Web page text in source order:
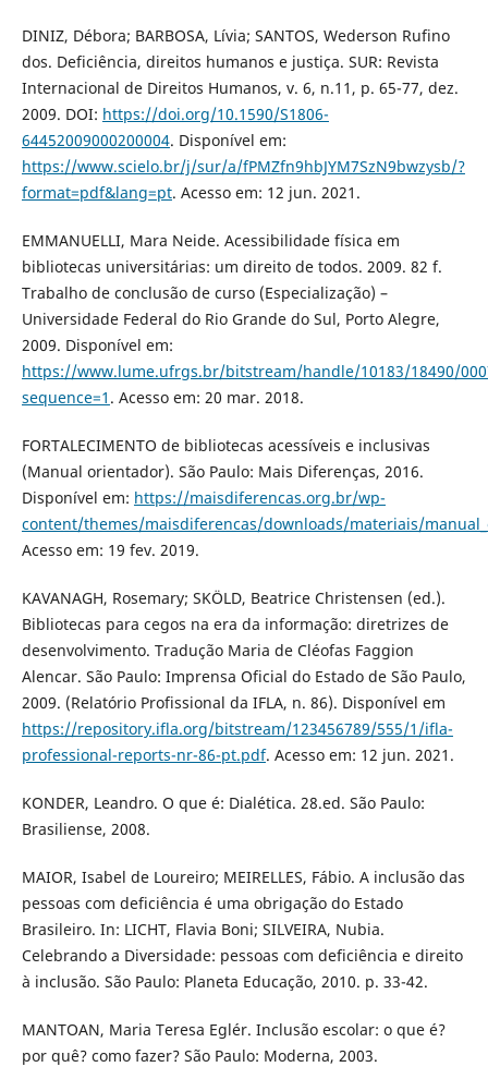
DINIZ, Débora; BARBOSA, Lívia; SANTOS, Wederson Rufino
dos. Deficiência, direitos humanos e justiça. SUR: Revista
Internacional de Direitos Humanos, v. 6, n.11, p. 65-77, dez.
2009. DOI: https://doi.org/10.1590/S1806-
64452009000200004. Disponível em:
https://www.scielo.br/j/sur/a/fPMZfn9hbJYM7SzN9bwzysb/?
format=pdf&lang=pt. Acesso em: 12 jun. 2021.
EMMANUELLI, Mara Neide. Acessibilidade física em
bibliotecas universitárias: um direito de todos. 2009. 82 f.
Trabalho de conclusão de curso (Especialização) –
Universidade Federal do Rio Grande do Sul, Porto Alegre,
2009. Disponível em:
https://www.lume.ufrgs.br/bitstream/handle/10183/18490/
sequence=1 . Acesso em: 20 mar. 2018.
FORTALECIMENTO de bibliotecas acessíveis e inclusivas
(Manual orientador). São Paulo: Mais Diferenças, 2016.
Disponível em: https://maisdiferencas.org.br/wp-
content/themes/maisdiferencas/downloads/materiais/
Acesso em: 19 fev. 2019.
KAVANAGH, Rosemary; SKÖLD, Beatrice Christensen (ed.).
Bibliotecas para cegos na era da informação: diretrizes de
desenvolvimento. Tradução Maria de Cléofas Faggion
Alencar. São Paulo: Imprensa Oficial do Estado de São Paulo,
2009. (Relatório Profissional da IFLA, n. 86). Disponível em
https://repository.ifla.org/bitstream/123456789/555/1/ifla-
professional-reports-nr-86-pt.pdf. Acesso em: 12 jun. 2021.
KONDER, Leandro. O que é: Dialética. 28.ed. São Paulo:
Brasiliense, 2008.
MAIOR, Isabel de Loureiro; MEIRELLES, Fábio. A inclusão das
pessoas com deficiência é uma obrigação do Estado
Brasileiro. In: LICHT, Flavia Boni; SILVEIRA, Nubia.
Celebrando a Diversidade: pessoas com deficiência e direito
à inclusão. São Paulo: Planeta Educação, 2010. p. 33-42.
MANTOAN, Maria Teresa Eglér. Inclusão escolar: o que é?
por quê? como fazer? São Paulo: Moderna, 2003.